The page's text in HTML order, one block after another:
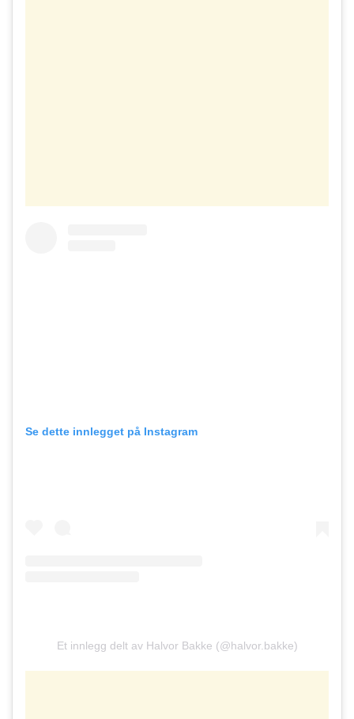
Se dette innlegget på Instagram
Et innlegg delt av Halvor Bakke (@halvor.bakke)